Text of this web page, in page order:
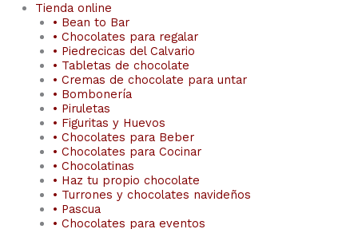
Tienda online
• Bean to Bar
• Chocolates para regalar
• Piedrecicas del Calvario
• Tabletas de chocolate
• Cremas de chocolate para untar
• Bombonería
• Piruletas
• Figuritas y Huevos
• Chocolates para Beber
• Chocolates para Cocinar
• Chocolatinas
• Haz tu propio chocolate
• Turrones y chocolates navideños
• Pascua
• Chocolates para eventos